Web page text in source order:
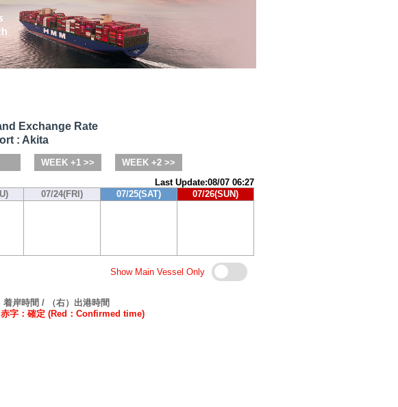
Exchange Rate
: Akita
WEEK +1 >>
WEEK +2 >>
Last Update:08/07 06:27
07/24(FRI) 07/25(SAT)
07/26(SUN)
Show Main Vessel Only
岸時間 / （右）出港時間
赤字：確定 (Red：Confirmed time)